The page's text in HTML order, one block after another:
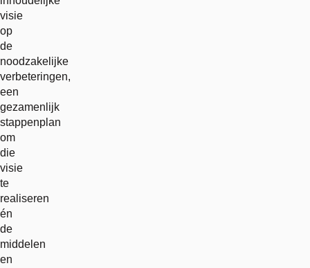
visie
op
de
noodzakelijke
verbeteringen,
een
gezamenlijk
stappenplan
om
die
visie
te
realiseren
én
de
middelen
en